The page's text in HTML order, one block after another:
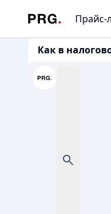
Прайс-
Как в